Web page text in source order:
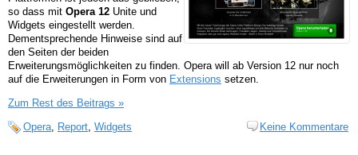
so dass mit Opera 12 Unite und
Widgets eingestellt werden.
Dementsprechende Hinweise sind auf
den Seiten der beiden
Erweiterungsmöglichkeiten zu finden. Opera will ab Version 12 nur noch
auf die Erweiterungen in Form von Extensions setzen.
Zum Rest des Beitrags »
Opera Report Widgets Keine Kommentare